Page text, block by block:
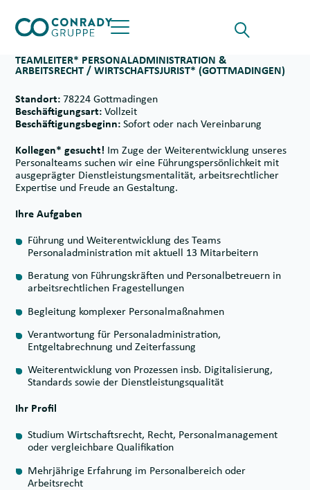
Suche für
Opens the
öffnet das Hauptmenü
TEAMLEITER* PERSONALADMINISTRATION &
ARBEITSRECHT / WIRTSCHAFTSJURIST* (GOTTMADINGEN)
Standort: 78224 Gottmadingen
Beschäftigungsart: Vollzeit
Beschäftigungsbeginn: Sofort oder nach Vereinbarung
Kollegen* gesucht! Im Zuge der Weiterentwicklung unseres
Personalteams suchen wir eine Führungspersönlichkeit mit
ausgeprägter Dienstleistungsmentalität, arbeitsrechtlicher
Expertise und Freude an Gestaltung.
Ihre Aufgaben
Führung und Weiterentwicklung des Teams
Personaladministration mit aktuell 13 Mitarbeitern
Beratung von Führungskräften und Personalbetreuern in
arbeitsrechtlichen Fragestellungen
Begleitung komplexer Personalmaßnahmen
Verantwortung für Personaladministration,
Entgeltabrechnung und Zeiterfassung
Weiterentwicklung von Prozessen insb. Digitalisierung,
Standards sowie der Dienstleistungsqualität
Ihr Profil
Studium Wirtschaftsrecht, Recht, Personalmanagement
oder vergleichbare Qualifikation
Mehrjährige Erfahrung im Personalbereich oder
Arbeitsrecht